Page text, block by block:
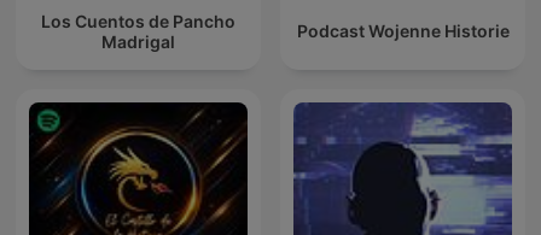
Los Cuentos de Pancho
Madrigal
Podcast Wojenne Historie